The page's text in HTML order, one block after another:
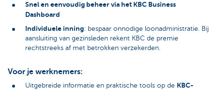
Snel en eenvoudig beheer via het KBC Business
Dashboard
Individuele inning: bespaar onnodige loonadministratie. Bij
aansluiting van gezinsleden rekent KBC de premie
rechtstreeks af met betrokken verzekerden.
Voor je werknemers:
Uitgebreide informatie en praktische tools op de KBC-